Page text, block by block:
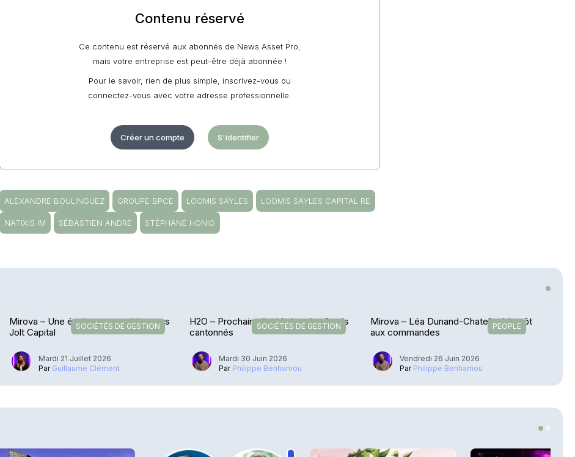
Contenu réservé
Ce contenu est réservé aux abonnés de News Asset Pro,
mais votre entreprise est peut-être déjà abonnée !
Pour le savoir, rien de plus simple, inscrivez-vous ou
connectez-vous avec votre adresse professionnelle.
Créer un compte S'identifier
ALEXANDRE BOULINGUEZ GROUPE BPCE LOOMIS SAYLES LOOMIS SAYLES CAPITAL RE
NATIXIS IM SÉBASTIEN ANDRE STÉPHANE HONIG
SOCIÉTÉS DE GESTION
Mirova – Une équipe en transition vers
Jolt Capital
Mardi 21 Juillet 2026
Par Guillaume Clément
SOCIÉTÉS DE GESTION
H2O – Prochaine liquidation des fonds
cantonnés
Mardi 30 Juin 2026
Par Philippe Benhamou
PEOPLE
Mirova – Léa Dunand-Chatellet bientôt
aux commandes
Vendredi 26 Juin 2026
Par Philippe Benhamou